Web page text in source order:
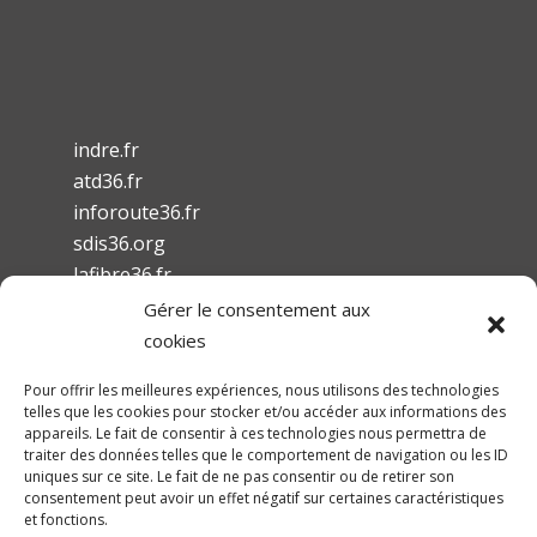
indre.fr
atd36.fr
inforoute36.fr
sdis36.org
lafibre36.fr
Mentions légales
Conditions Générales d’Utilisation
Accessibilité
Gérer le consentement aux
cookies
Pour offrir les meilleures expériences, nous utilisons des technologies
telles que les cookies pour stocker et/ou accéder aux informations des
appareils. Le fait de consentir à ces technologies nous permettra de
traiter des données telles que le comportement de navigation ou les ID
uniques sur ce site. Le fait de ne pas consentir ou de retirer son
consentement peut avoir un effet négatif sur certaines caractéristiques
et fonctions.